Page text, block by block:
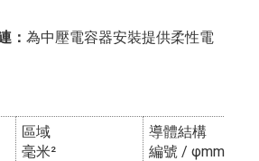
： 為中壓電容器安裝提供柔性電
區域
毫米²
導體結構
編號 / φmm